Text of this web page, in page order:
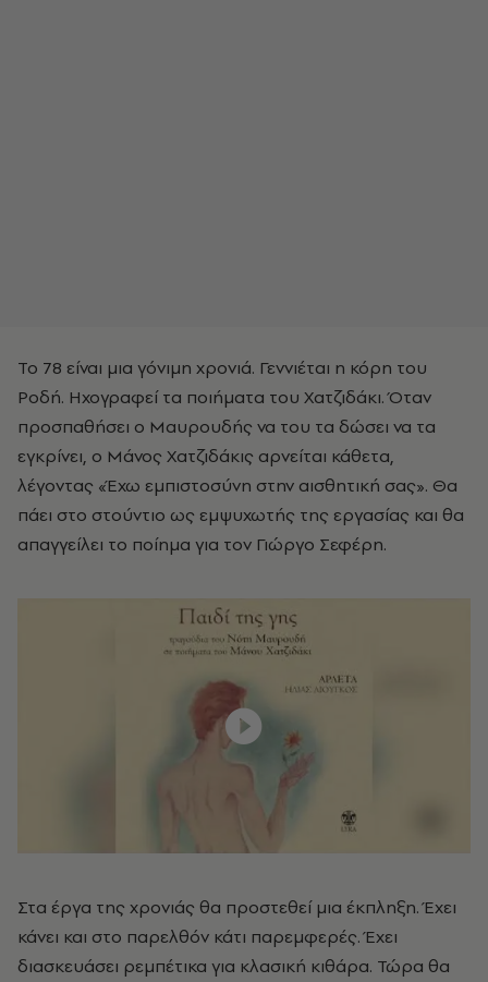
Το 78 είναι μια γόνιμη χρονιά. Γεννιέται η κόρη του
Ροδή. Ηχογραφεί τα ποιήματα του Χατζιδάκι. Όταν
προσπαθήσει ο Μαυρουδής να του τα δώσει να τα
εγκρίνει, ο Μάνος Χατζιδάκις αρνείται κάθετα,
λέγοντας «Έχω εμπιστοσύνη στην αισθητική σας». Θα
πάει στο στούντιο ως εμψυχωτής της εργασίας και θα
απαγγείλει το ποίημα για τον Γιώργο Σεφέρη.
Στα έργα της χρονιάς θα προστεθεί μια έκπληξη. Έχει
κάνει και στο παρελθόν κάτι παρεμφερές. Έχει
διασκευάσει ρεμπέτικα για κλασική κιθάρα. Τώρα θα